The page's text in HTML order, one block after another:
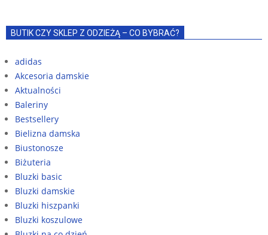
BUTIK CZY SKLEP Z ODZIEŻĄ – CO BYBRAĆ?
adidas
Akcesoria damskie
Aktualności
Baleriny
Bestsellery
Bielizna damska
Biustonosze
Biżuteria
Bluzki basic
Bluzki damskie
Bluzki hiszpanki
Bluzki koszulowe